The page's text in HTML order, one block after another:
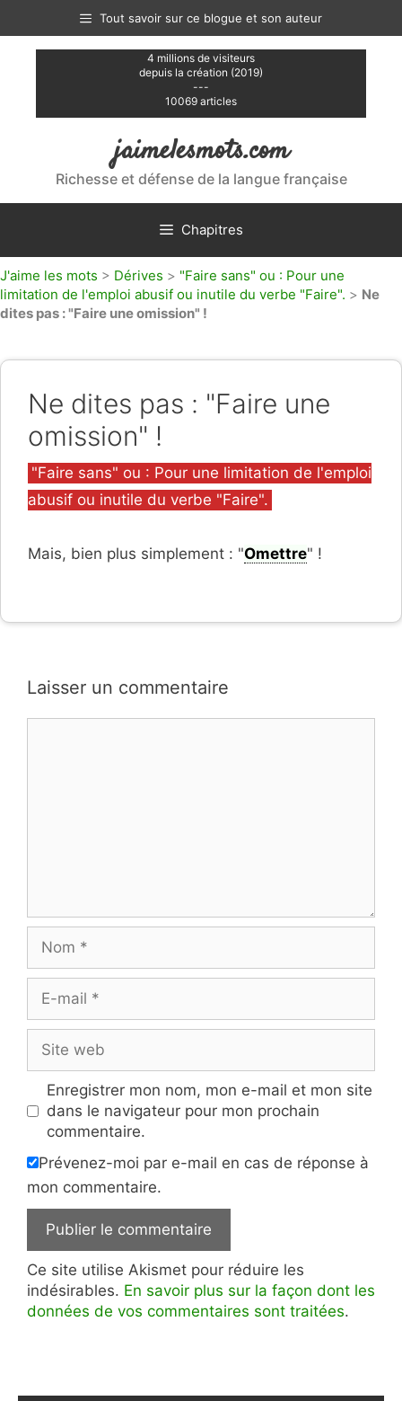
contenu
Tout savoir sur ce blogue et son auteur
4 millions de visiteurs
depuis la création (2019)
---
10069 articles
jaimelesmots.com
Richesse et défense de la langue française
Chapitres
J'aime les mots > Dérives > "Faire sans" ou : Pour une
limitation de l'emploi abusif ou inutile du verbe "Faire". > Ne
dites pas : "Faire une omission" !
Ne dites pas : "Faire une
omission" !
Catégories
"Faire sans" ou : Pour une limitation de l'emploi
abusif ou inutile du verbe "Faire".
Mais, bien plus simplement : "Omettre" !
Laisser un commentaire
mail
web
Enregistrer mon nom, mon e-mail et mon site
dans le navigateur pour mon prochain
commentaire.
Prévenez-moi par e-mail en cas de réponse à
mon commentaire.
Ce site utilise Akismet pour réduire les
indésirables. En savoir plus sur la façon dont les
données de vos commentaires sont traitées.